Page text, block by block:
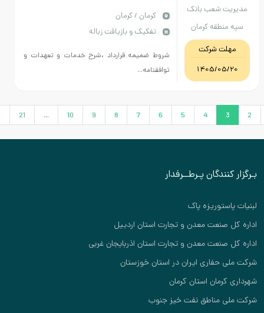
شعب بانک
کرمان
شرکت
1405/
مدیریت بانک سپه کرمان به مدت یکسال
طبق قرارداد و شرایط پیوست فایل های
پیوست ملاحظه گردد
كرمان / کرمان
تفکیک و بازیافت زباله
شروط ضمیمه قرارداد ،شرح خدمات و تعهدات و
توافقنامه...
پـرطــرفدار
پاک
معدن و تجارت استان اردبیل
معدن و تجارت استان اذربایجان غربی
ایران در استان خوزستان
استان کرمان
مناطق نفت خیز جنوب